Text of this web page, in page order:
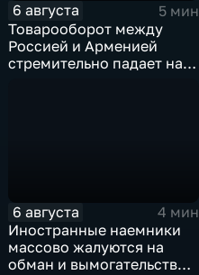
6 августа
5 мин
Товарооборот между
Россией и Арменией
стремительно падает на
6 августа
4 мин
Иностранные наемники
массово жалуются на
обман и вымогательство